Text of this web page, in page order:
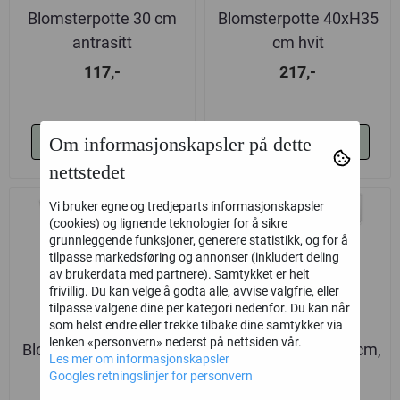
Blomsterpotte 30 cm
antrasitt
117,-
Kjøp
Blomsterpotte 40xH35
cm hvit
217,-
Kjøp
Kun klikk & hent
Blomsterpotte 30xH26
cm hvit
Ledlys, stående, 70 cm,
Om informasjonskapsler på dette
nettstedet
Vi bruker egne og tredjeparts informasjonskapsler
(cookies) og lignende teknologier for å sikre
grunnleggende funksjoner, generere statistikk, og for å
tilpasse markedsføring og annonser (inkludert deling
av brukerdata med partnere). Samtykket er helt
frivillig. Du kan velge å godta alle, avvise valgfrie, eller
tilpasse valgene dine per kategori nedenfor. Du kan når
som helst endre eller trekke tilbake dine samtykker via
lenken «personvern» nederst på nettsiden vår.
Les mer om informasjonskapsler
Googles retningslinjer for personvern